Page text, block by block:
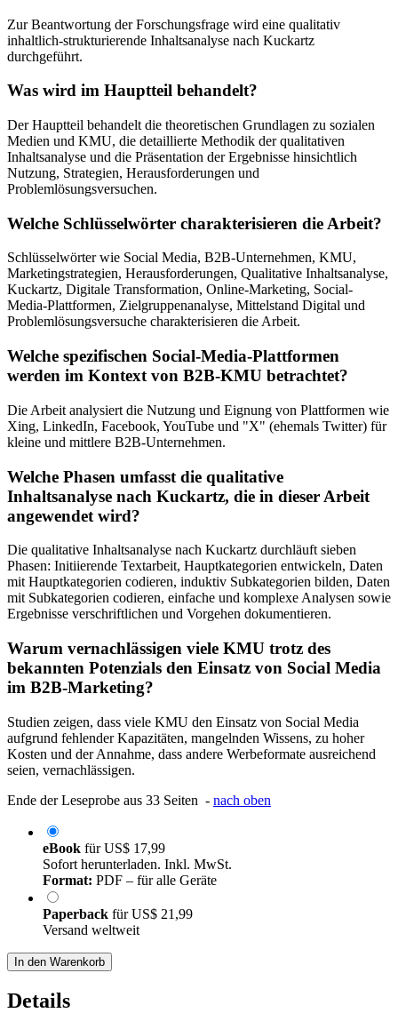
Zur Beantwortung der Forschungsfrage wird eine qualitativ
inhaltlich-strukturierende Inhaltsanalyse nach Kuckartz
durchgeführt.
Was wird im Hauptteil behandelt?
Der Hauptteil behandelt die theoretischen Grundlagen zu sozialen
Medien und KMU, die detaillierte Methodik der qualitativen
Inhaltsanalyse und die Präsentation der Ergebnisse hinsichtlich
Nutzung, Strategien, Herausforderungen und
Problemlösungsversuchen.
Welche Schlüsselwörter charakterisieren die Arbeit?
Schlüsselwörter wie Social Media, B2B-Unternehmen, KMU,
Marketingstrategien, Herausforderungen, Qualitative Inhaltsanalyse,
Kuckartz, Digitale Transformation, Online-Marketing, Social-
Media-Plattformen, Zielgruppenanalyse, Mittelstand Digital und
Problemlösungsversuche charakterisieren die Arbeit.
Welche spezifischen Social-Media-Plattformen
werden im Kontext von B2B-KMU betrachtet?
Die Arbeit analysiert die Nutzung und Eignung von Plattformen wie
Xing, LinkedIn, Facebook, YouTube und "X" (ehemals Twitter) für
kleine und mittlere B2B-Unternehmen.
Welche Phasen umfasst die qualitative
Inhaltsanalyse nach Kuckartz, die in dieser Arbeit
angewendet wird?
Die qualitative Inhaltsanalyse nach Kuckartz durchläuft sieben
Phasen: Initiierende Textarbeit, Hauptkategorien entwickeln, Daten
mit Hauptkategorien codieren, induktiv Subkategorien bilden, Daten
mit Subkategorien codieren, einfache und komplexe Analysen sowie
Ergebnisse verschriftlichen und Vorgehen dokumentieren.
Warum vernachlässigen viele KMU trotz des
bekannten Potenzials den Einsatz von Social Media
im B2B-Marketing?
Studien zeigen, dass viele KMU den Einsatz von Social Media
aufgrund fehlender Kapazitäten, mangelnden Wissens, zu hoher
Kosten und der Annahme, dass andere Werbeformate ausreichend
seien, vernachlässigen.
Ende der Leseprobe aus 33 Seiten - nach oben
eBook fürUS$ 17,99
Sofort herunterladen. Inkl. MwSt.
Format: PDF – für alle Geräte
Paperback fürUS$ 21,99
Versand weltweit
In den Warenkorb
Details